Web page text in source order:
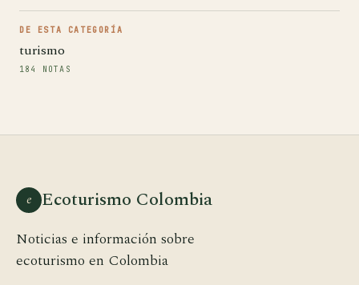
DE ESTA CATEGORÍA
turismo
184 NOTAS
e Ecoturismo Colombia
Noticias e información sobre
ecoturismo en Colombia